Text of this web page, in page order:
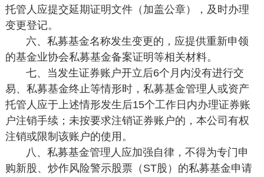
托管人应提交延期证明文件（加盖公章），及时办理
变更登记。
六、私募基金名称发生变更的，应提供重新申领
的基金业协会私募基金备案证明等相关材料。
七、当发生证券账户开立后6个月内没有进行交
易、私募基金终止等情形时，私募基金管理人或资产
托管人应于上述情形发生后15个工作日内办理证券账
户注销手续；未按要求注销证券账户的，本公司有权
注销或限制该账户的使用。
八、私募基金管理人应加强自律，不得为专门申
购新股、炒作风险警示股票（ST股）的私募基金申请